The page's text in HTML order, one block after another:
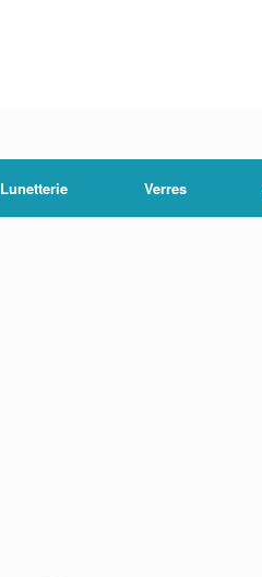
Lunetterie Verres